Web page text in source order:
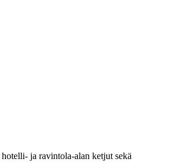
ja ravintola-alan ketjut sekä